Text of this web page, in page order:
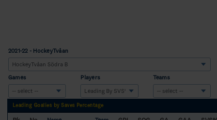
2021-22 - HockeyTvåan
Games Players Teams
Leading Goalies by Saves Percentage